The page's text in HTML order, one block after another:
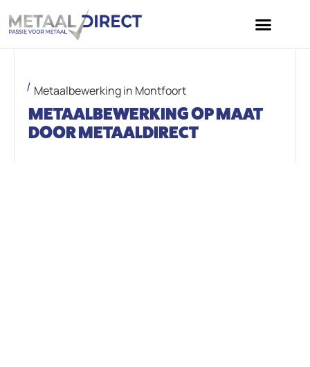
Metaalbewerking in Montfoort
METAALBEWERKING OP MAAT
DOOR METAALDIRECT